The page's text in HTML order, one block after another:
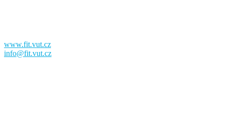
www.fit.vut.cz
info@fit.vut.cz